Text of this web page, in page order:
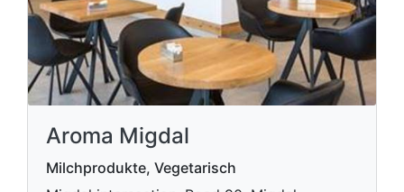
Aroma Migdal
Milchprodukte, Vegetarisch